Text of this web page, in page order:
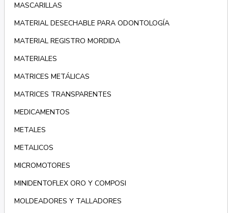
MASCARILLAS
MATERIAL DESECHABLE PARA ODONTOLOGÍA
MATERIAL REGISTRO MORDIDA
MATERIALES
MATRICES METÁLICAS
MATRICES TRANSPARENTES
MEDICAMENTOS
METALES
METALICOS
MICROMOTORES
MINIDENTOFLEX ORO Y COMPOSI
MOLDEADORES Y TALLADORES